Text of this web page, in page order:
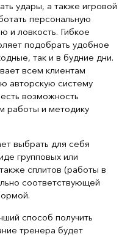
удары, а также игровой
персональную
и ловкость. Гибкое
подобрать удобное
так и в будние дни.
всем клиентам
авторскую систему
возможность
работы и методику
выбрать для себя
групповых или
сплитов (работы в
соответствующей
способ получить
тренера будет